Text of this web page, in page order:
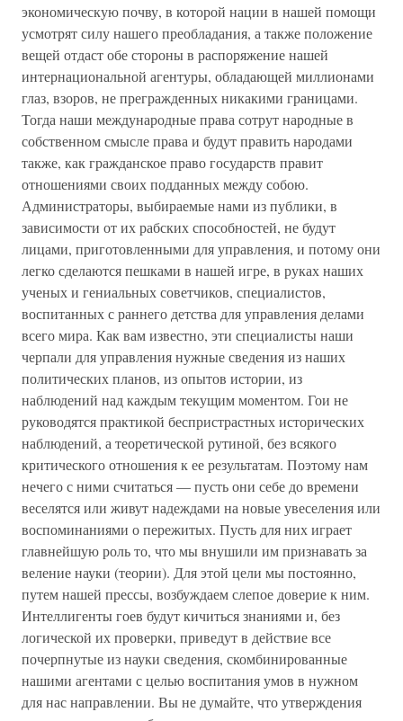
экономическую почву, в которой нации в нашей помощи
усмотрят силу нашего преобладания, а также положение
вещей отдаст обе стороны в распоряжение нашей
интернациональной агентуры, обладающей миллионами
глаз, взоров, не прегражденных никакими границами.
Тогда наши международные права сотрут народные в
собственном смысле права и будут править народами
также, как гражданское право государств правит
отношениями своих подданных между собою.
Администраторы, выбираемые нами из публики, в
зависимости от их рабских способностей, не будут
лицами, приготовленными для управления, и потому они
легко сделаются пешками в нашей игре, в руках наших
ученых и гениальных советчиков, специалистов,
воспитанных с раннего детства для управления делами
всего мира. Как вам известно, эти специалисты наши
черпали для управления нужные сведения из наших
политических планов, из опытов истории, из
наблюдений над каждым текущим моментом. Гои не
руководятся практикой беспристрастных исторических
наблюдений, а теоретической рутиной, без всякого
критического отношения к ее результатам. Поэтому нам
нечего с ними считаться — пусть они себе до времени
веселятся или живут надеждами на новые увеселения или
воспоминаниями о пережитых. Пусть для них играет
главнейшую роль то, что мы внушили им признавать за
веление науки (теории). Для этой цели мы постоянно,
путем нашей прессы, возбуждаем слепое доверие к ним.
Интеллигенты гоев будут кичиться знаниями и, без
логической их проверки, приведут в действие все
почерпнутые из науки сведения, скомбинированные
нашими агентами с целью воспитания умов в нужном
для нас направлении. Вы не думайте, что утверждения